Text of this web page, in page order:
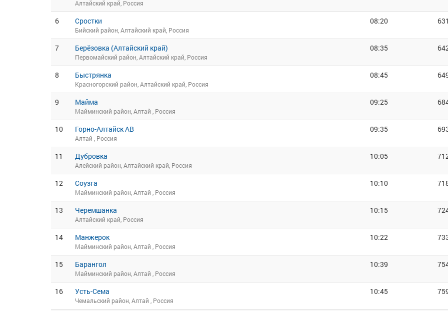
Алтайский край, Россия
6 Сростки
Бийский район, Алтайский край, Россия
08:20 631
7 Берёзовка (Алтайский край)
Первомайский район, Алтайский край, Россия
08:35
8 Быстрянка
Красногорский район, Алтайский край, Россия
08:45
9 Майма
Майминский район, Алтай , Россия
09:25
10 Горно-Алтайск АВ
Алтай , Россия
09:35
11 Дубровка
Алейский район, Алтайский край, Россия
10:05
12 Соузга
Майминский район, Алтай , Россия
10:10
13 Черемшанка
Алтайский край, Россия
10:15
14 Манжерок
Майминский район, Алтай , Россия
10:22
15 Барангол
Майминский район, Алтай , Россия
10:39
16 Усть-Сема
Чемальский район, Алтай , Россия
10:45